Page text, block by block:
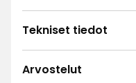
Tekniset tiedot
Arvostelut